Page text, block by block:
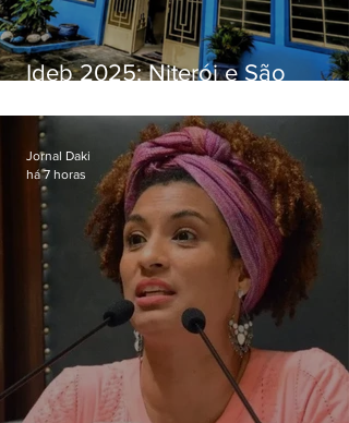
Ideb 2025: Niterói e São
distintos no ensino médio; veja
Jornal Daki
há 7 horas